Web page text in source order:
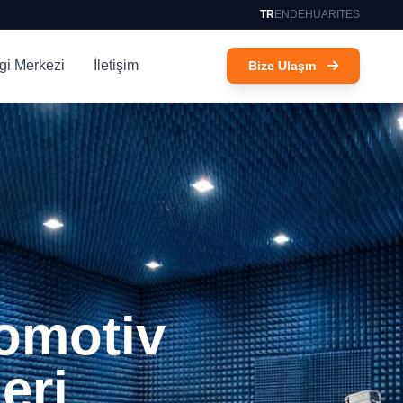
TREN DEHUAR ITES
Merkezi İletişim Bize Ulaşın